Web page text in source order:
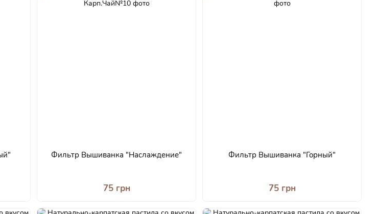
Фильтр Вышиванка "Наслаждение"
75 грн
Фильтр Вышиванка "Горный"
75 грн